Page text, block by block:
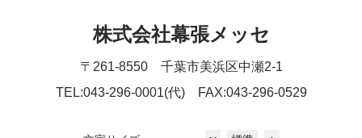
株式会社幕張メッセ
〒261-8550 千葉市美浜区中瀬2-1
TEL:043-296-0001(代) FAX:043-296-0529